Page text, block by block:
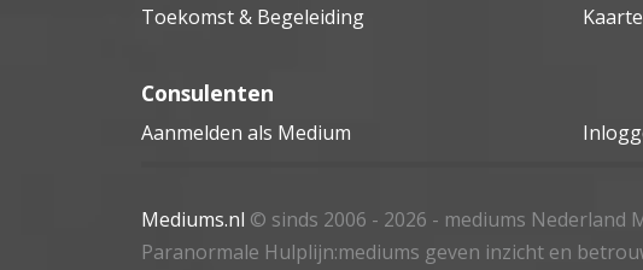
Toekomst & Begeleiding
Consulenten
Aanmelden als Medium
Mediums.nl © sinds 2006 - 2026 - mediums Nederland
Paranormale Hulplijn:mediums geven inzicht en